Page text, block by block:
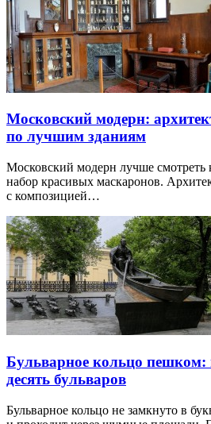
Московский модерн:
по лучшим зданиям
Московский модерн лучше смотреть
набор красивых маскаронов.
с композицией…
Бульварное кольцо пешком:
десять бульваров
Бульварное кольцо не замкнуто в